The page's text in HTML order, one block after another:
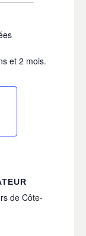
et 2 mois.
de Côte-